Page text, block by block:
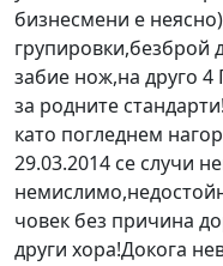
бизнесмени е
групировки,безброй
забие нож,на друго
за родните
като погледнем
29.03.2014 се случи
човек без причина
други хора!Докога